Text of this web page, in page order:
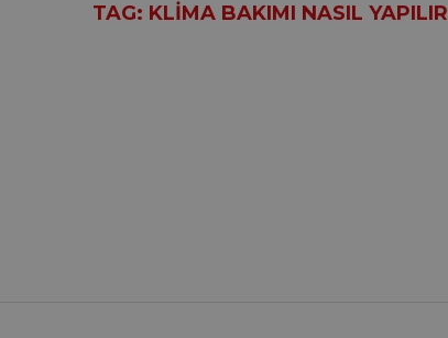
TAG: KLIMA BAKIMI NASIL YAPILIR